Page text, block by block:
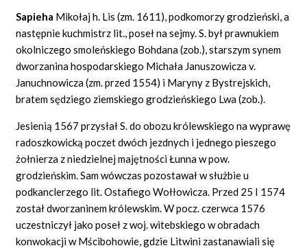
ZDJĘCIA (1)
GRAF POWIĄZAŃ
DYSKUSJA
Mapa
Sapieha Mikołaj h. Lis (zm. 1611), podkomorzy grodzieński, a
następnie kuchmistrz lit., poseł na sejmy. S. był prawnukiem
okolniczego smoleńskiego Bohdana (zob.), starszym synem
dworzanina hospodarskiego Michała Januszowicza v.
Januchnowicza (zm. przed 1554) i Maryny z Bystrejskich,
bratem sędziego ziemskiego grodzieńskiego Lwa (zob.).
Jesienią 1567 przysłał S. do obozu królewskiego na wyprawę
radoszkowicką poczet dwóch jezdnych i jednego pieszego
żołnierza z niedzielnej majętności Łunna w pow.
grodzieńskim. Sam wówczas pozostawał w służbie u
podkanclerzego lit. Ostafiego Wołłowicza. Przed 25 I 1574
został dworzaninem królewskim. W pocz. czerwca 1576
uczestniczył jako poseł z woj. witebskiego w obradach
konwokacji w Mścibohowie, gdzie Litwini zastanawiali się